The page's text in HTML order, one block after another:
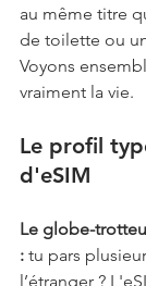
au même titre
de toilette ou
Voyons
vraiment la vie.
Le profil
d'eSIM
Le globe-
: tu pars
l’étranger ?